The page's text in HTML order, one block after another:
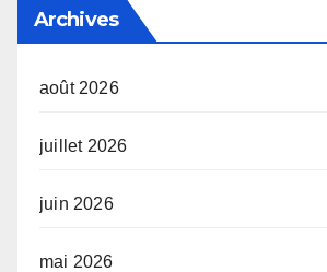
Archives
août 2026
juillet 2026
juin 2026
mai 2026